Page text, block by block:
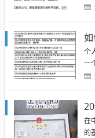
足
的
型
个
一
资
确
删
在
的